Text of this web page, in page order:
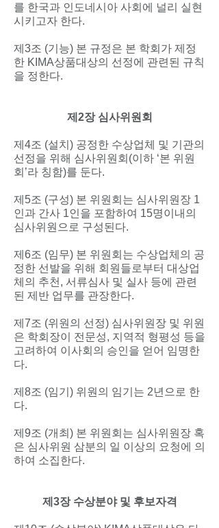
를 한국과 인도네시아 사회에 널리 실현
시키고자 한다.
제3조 (기능) 본 규정은 본 학회가 제정
한 KIMA상품대상의 선정에 관련된 규칙
을 정한다.
제2장 심사위원회
제4조 (설치) 공정한 수상업체 및 기관의
선정을 위해 심사위원회(이하 ‘본 위원
회’라 칭함)를 둔다.
제5조 (구성) 본 위원회는 심사위원장 1
인과 간사 1인을 포함하여 15명이내의
심사위원으로 구성된다.
제6조 (임무) 본 위원회는 수상업체의 공
정한 선발을 위해 회원들로부터 대상업
체의 추천, 서류심사 및 실사 등에 관련
된 제반 업무를 관장한다.
제7조 (위원의 선정) 심사위원장 및 위원
은 학회장이 전문성, 지역적 형평성 등을
고려하여 이사회의 승인을 얻어 임명한
다.
제8조 (임기) 위원의 임기는 2년으로 한
다.
제9조 (개최) 본 위원회는 심사위원장 혹
은 심사위원 삼분의 일 이상의 요청에 의
하여 소집한다.
제3장 수상분야 및 후보자격